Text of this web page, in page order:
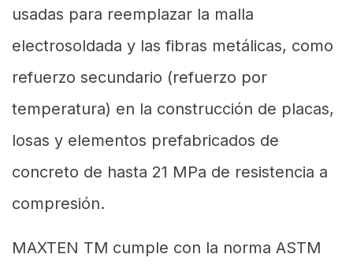
usadas para reemplazar la malla
electrosoldada y las fibras metálicas, como
refuerzo secundario (refuerzo por
temperatura) en la construcción de placas,
losas y elementos prefabricados de
concreto de hasta 21 MPa de resistencia a
compresión.
MAXTEN TM cumple con la norma ASTM